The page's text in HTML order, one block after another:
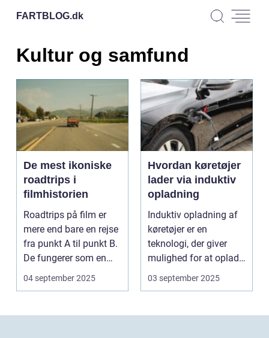
FARTBLOG.dk
Kultur og samfund
De mest ikoniske
roadtrips i
filmhistorien
Roadtrips på film er
mere end bare en rejse
fra punkt A til punkt B.
De fungerer som en
ramme ...
04 september 2025
Hvordan køretøjer
lader via induktiv
opladning
Induktiv opladning af
køretøjer er en
teknologi, der giver
mulighed for at oplade
uden...
03 september 2025